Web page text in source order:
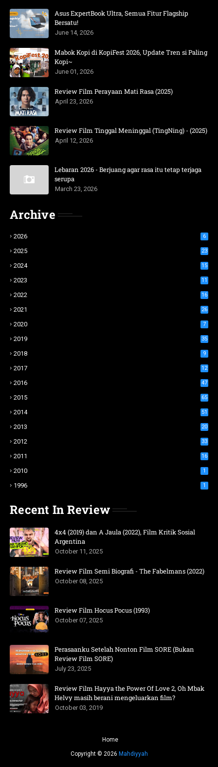
Asus ExpertBook Ultra, Semua Fitur Flagship
Bersatu!
June 14, 2026
Mabok Kopi di KopiFest 2026, Update Tren si Paling
Kopi~
June 01, 2026
Review Film Perayaan Mati Rasa (2025)
April 23, 2026
Review Film Tinggal Meninggal (TingNing) - (2025)
April 12, 2026
Lebaran 2026 - Berjuang agar rasa itu tetap terjaga
serupa
March 23, 2026
Archive
2026 6
2025 23
2024 15
2023 11
2022 16
2021 26
2020 7
2019 35
2018 9
2017 12
2016 47
2015 65
2014 51
2013 20
2012 33
2011 16
2010 1
1996 1
Recent In Review
4x4 (2019) dan A Jaula (2022), Film Kritik Sosial
Argentina
October 11, 2025
Review Film Semi Biografi - The Fabelmans (2022)
October 08, 2025
Review Film Hocus Pocus (1993)
October 07, 2025
Perasaanku Setelah Nonton Film SORE (Bukan
Review Film SORE)
July 23, 2025
Review Film Hayya the Power Of Love 2, Oh Mbak
Helvy masih berani mengeluarkan film?
October 03, 2019
Home
Copyright © 2026 Mahdiyyah